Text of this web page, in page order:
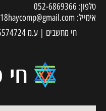
טלפון: 052-6869366
אימייל: 18haycomp@gmail.com
חי מחשבים | ע.מ 025574724 | האלונים 66, יוקנעם עילית